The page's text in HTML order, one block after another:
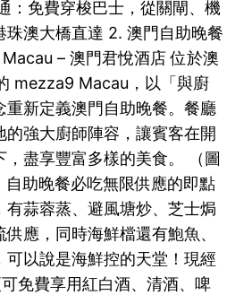
：免費穿梭巴士，從關閘、機
珠澳大橋直達 2. 澳門自助晚餐
– 澳門君悅酒店 位於澳
mezza9 Macau，以「與廚
重新定義澳門自助晚餐。餐廳
的強大廚師陣容，讓賓客在開
，盡享豐富多樣的美食。 （圖
自助晚餐必吃無限供應的即點
有蒜蓉蒸、避風塘炒、芝士焗
應，同時海鮮檔還有鮑魚、
可以說是海鮮控的天堂！現經
免費享用紅白酒、清酒、啤